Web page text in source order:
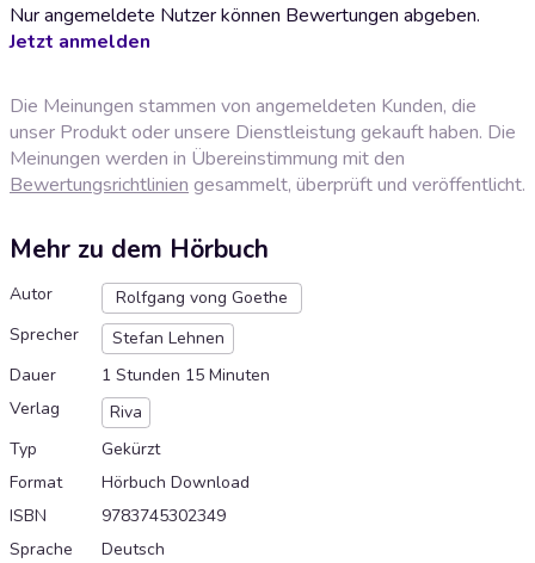
Nur angemeldete Nutzer können Bewertungen abgeben.
Jetzt anmelden
Die Meinungen stammen von angemeldeten Kunden, die
unser Produkt oder unsere Dienstleistung gekauft haben. Die
Meinungen werden in Übereinstimmung mit den
Bewertungsrichtlinien gesammelt, überprüft und veröffentlicht.
Mehr zu dem Hörbuch
Autor
Rolfgang vong Goethe
Sprecher
Stefan Lehnen
Dauer
1 Stunden 15 Minuten
Verlag
Riva
Typ
Gekürzt
Format
Hörbuch Download
ISBN
9783745302349
Sprache
Deutsch